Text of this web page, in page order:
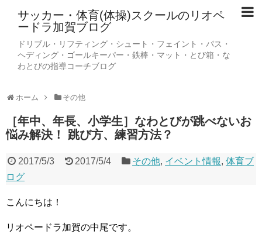
サッカー・体育(体操)スクールのリオペ
ードラ加賀ブログ
ドリブル・リフティング・シュート・フェイント・パス・
ヘディング・ゴールキーパー・鉄棒・マット・とび箱・な
わとびの指導コーチブログ
ホーム その他
［年中、年長、小学生］なわとびが跳べないお
悩み解決！ 跳び方、練習方法？
2017/5/3 2017/5/4 その他, イベント情報,体育ブ
ログ
こんにちは！
リオペードラ加賀の中尾です。